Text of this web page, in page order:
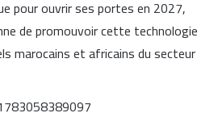
pour ouvrir ses portes en 2027,
de promouvoir cette technologie
marocains et africains du secteur